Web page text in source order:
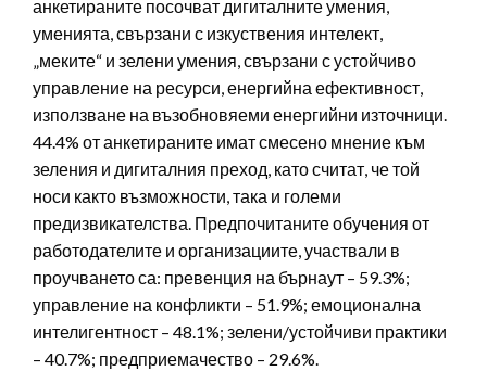
анкетираните посочват дигиталните умения,
уменията, свързани с изкуствения интелект,
„меките“ и зелени умения, свързани с устойчиво
управление на ресурси, енергийна ефективност,
използване на възобновяеми енергийни източници.
44.4% от анкетираните имат смесено мнение към
зеления и дигиталния преход, като считат, че той
носи както възможности, така и големи
предизвикателства. Предпочитаните обучения от
работодателите и организациите, участвали в
проучването са: превенция на бърнаут – 59.3%;
управление на конфликти – 51.9%; емоционална
интелигентност – 48.1%; зелени/устойчиви практики
– 40.7%; предприемачество – 29.6%.